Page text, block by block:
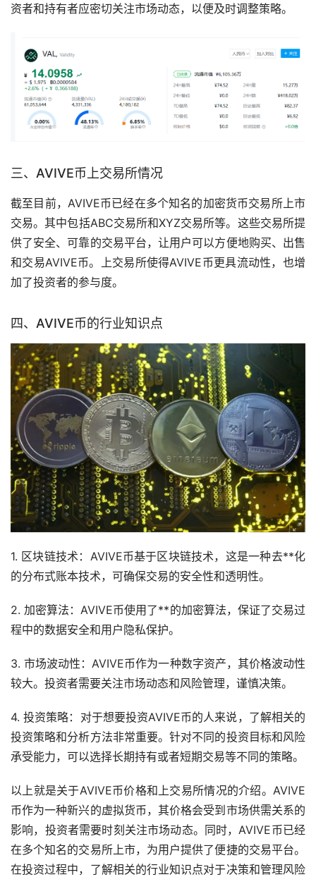
资者和持有者应密切关注市场动态，以便及时调整策略。
三、AVIVE币上交易所情况
截至目前，AVIVE币已经在多个知名的加密货币交易所上市
交易。其中包括ABC交易所和XYZ交易所等。这些交易所提
供了安全、可靠的交易平台，让用户可以方便地购买、出售
和交易AVIVE币。上交易所使得AVIVE币更具流动性，也增
加了投资者的参与度。
四、AVIVE币的行业知识点
1. 区块链技术：AVIVE币基于区块链技术，这是一种去**化
的分布式账本技术，可确保交易的安全性和透明性。
2. 加密算法：AVIVE币使用了**的加密算法，保证了交易过
程中的数据安全和用户隐私保护。
3. 市场波动性：AVIVE币作为一种数字资产，其价格波动性
较大。投资者需要关注市场动态和风险管理，谨慎决策。
4. 投资策略：对于想要投资AVIVE币的人来说，了解相关的
投资策略和分析方法非常重要。针对不同的投资目标和风险
承受能力，可以选择长期持有或者短期交易等不同的策略。
以上就是关于AVIVE币价格和上交易所情况的介绍。AVIVE
币作为一种新兴的虚拟货币，其价格会受到市场供需关系的
影响，投资者需要时刻关注市场动态。同时，AVIVE币已经
在多个知名的交易所上市，为用户提供了便捷的交易平台。
在投资过程中，了解相关的行业知识点对于决策和管理风险